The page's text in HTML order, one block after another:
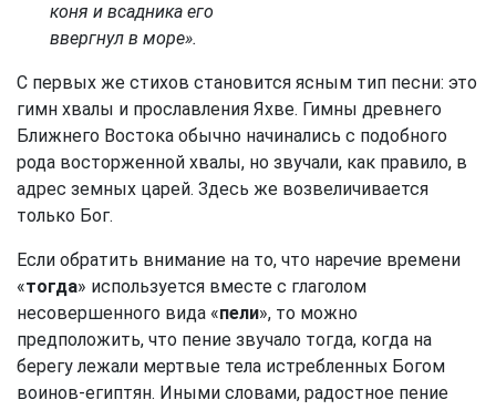
коня и всадника его
ввергнул в море».
С первых же стихов становится ясным тип песни: это
гимн хвалы и прославления Яхве. Гимны древнего
Ближнего Востока обычно начинались с подобного
рода восторженной хвалы, но звучали, как правило, в
адрес земных царей. Здесь же возвеличивается
только Бог.
Если обратить внимание на то, что наречие времени
«тогда» используется вместе с глаголом
несовершенного вида «пели», то можно
предположить, что пение звучало тогда, когда на
берегу лежали мертвые тела истребленных Богом
воинов-египтян. Иными словами, радостное пение